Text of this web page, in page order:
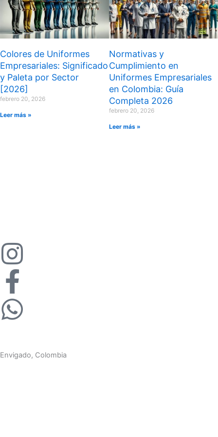
Colores de Uniformes
Empresariales: Significado
y Paleta por Sector
[2026]
febrero 20, 2026
Leer más »
Normativas y
Cumplimiento en
Uniformes Empresariales
en Colombia: Guía
Completa 2026
febrero 20, 2026
Leer más »
Envigado, Colombia